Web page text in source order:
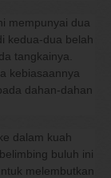
mempunyai dua
kedua-dua belah
tangkainya.
kebiasaannya
dahan-dahan
dalam kuah
buluh ini
melembutkan